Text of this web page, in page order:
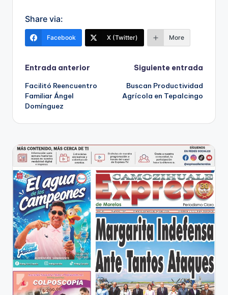
Share via:
Facebook X (Twitter) More
Navegación
de
entradas
Entrada anterior
Facilitó Reencuentro
Familiar Ángel
Domínguez
Siguiente entrada
Buscan Productividad
Agrícola en Tepalcingo